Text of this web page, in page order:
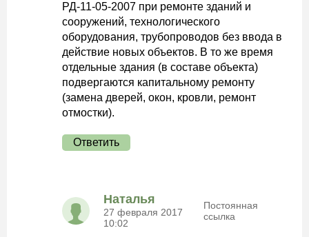
РД-11-05-2007 при ремонте зданий и
сооружений, технологического
оборудования, трубопроводов без ввода в
действие новых объектов. В то же время
отдельные здания (в составе объекта)
подвергаются капитальному ремонту
(замена дверей, окон, кровли, ремонт
отмостки).
Ответить
Наталья
27 февраля 2017
10:02
Постоянная
ссылка